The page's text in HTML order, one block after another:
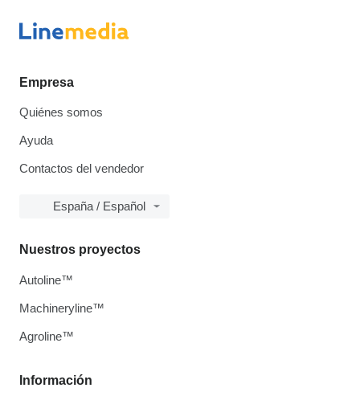
Empresa
Quiénes somos
Ayuda
Contactos del vendedor
España / Español
Información
Nuestros proyectos
Autoline™
Machineryline™
Agroline™